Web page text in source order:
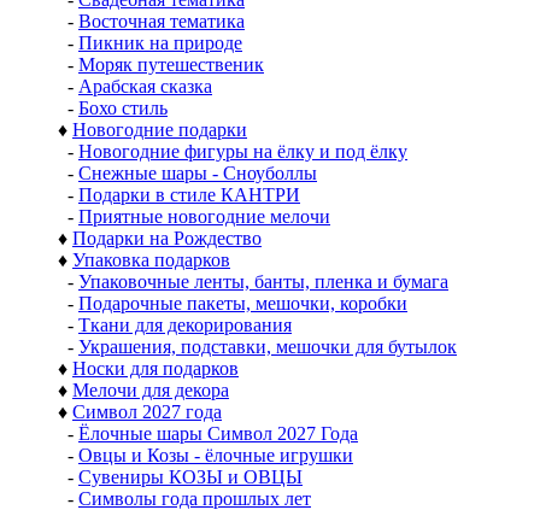
- Восточная тематика
- Пикник на природе
- Моряк путешественик
- Арабская сказка
- Бохо стиль
♦ Новогодние подарки
- Новогодние фигуры на ёлку и под ёлку
- Снежные шары - Сноуболлы
- Подарки в стиле КАНТРИ
- Приятные новогодние мелочи
♦ Подарки на Рождество
♦ Упаковка подарков
- Упаковочные ленты, банты, пленка и бумага
- Подарочные пакеты, мешочки, коробки
- Ткани для декорирования
- Украшения, подставки, мешочки для бутылок
♦ Носки для подарков
♦ Мелочи для декора
♦ Символ 2027 года
- Ёлочные шары Символ 2027 Года
- Овцы и Козы - ёлочные игрушки
- Сувениры КОЗЫ и ОВЦЫ
- Символы года прошлых лет